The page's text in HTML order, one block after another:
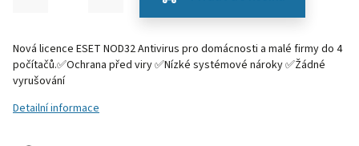
Nová licence ESET NOD32 Antivirus pro domácnosti a malé firmy do 4
počítačů.✅Ochrana před viry ✅Nízké systémové nároky ✅Žádné
vyrušování
Detailní informace